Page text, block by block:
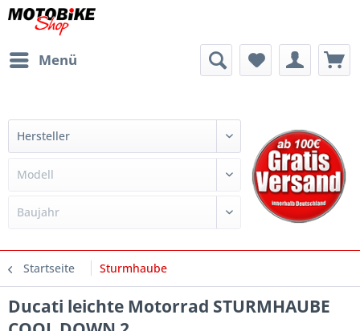
Menü
Startseite Sturmhaube
Ducati leichte Motorrad STURMHAUBE